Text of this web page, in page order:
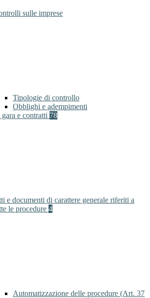
sulle imprese
Tipologie di controllo
Obblighi e adempimenti
e contratti 78
e documenti di carattere generale riferiti a
le procedure 4
Automatizzazione delle procedure (Art. 37